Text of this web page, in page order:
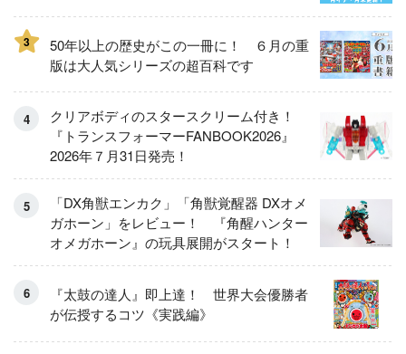
3
50年以上の歴史がこの一冊に！ ６月の重
版は大人気シリーズの超百科です
クリアボディのスタースクリーム付き！
『トランスフォーマーFANBOOK2026』
2026年７月31日発売！
「DX角獣エンカク」「角獣覚醒器 DXオメ
ガホーン」をレビュー！ 『角醒ハンター
オメガホーン』の玩具展開がスタート！
『太鼓の達人』即上達！ 世界大会優勝者
が伝授するコツ《実践編》